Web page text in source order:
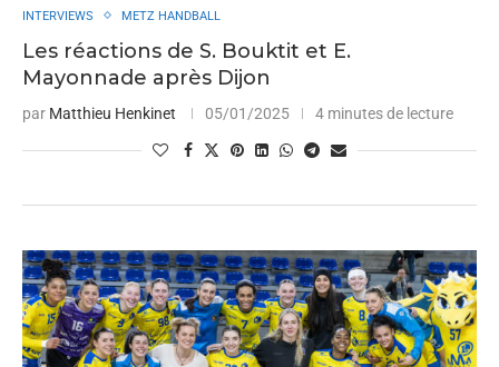
INTERVIEWS METZ HANDBALL
Les réactions de S. Bouktit et E.
Mayonnade après Dijon
par Matthieu Henkinet 05/01/2025 4 minutes de lecture